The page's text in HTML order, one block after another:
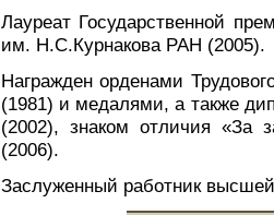
Лауреат Государственной
им. Н.С.Курнакова РАН (2005).
Награжден орденами
(1981) и медалями, а также
(2002), знаком отличия «За
(2006).
Заслуженный работник